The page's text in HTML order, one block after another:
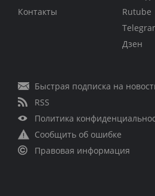
Контакты
Rutube
Дзен
Быстрая подписка на
RSS
Политика
Сообщить об ошибке
Правовая информация